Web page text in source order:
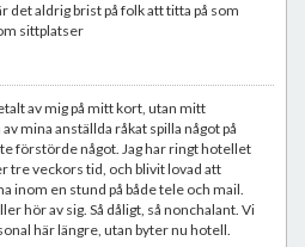
det aldrig brist på folk att titta på som
sittplatser
av mig på mitt kort, utan mitt
mina anställda råkat spilla något på
förstörde något. Jag har ringt hotellet
tre veckors tid, och blivit lovad att
inom en stund på både tele och mail.
hör av sig. Så dåligt, så nonchalant. Vi
här längre, utan byter nu hotell.